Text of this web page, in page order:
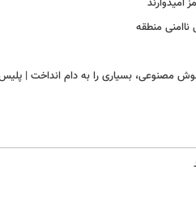
منطقه
مصنوعی، بسیاری را به دام انداخت |